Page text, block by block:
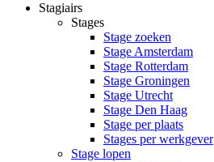
Stagiairs
Stages
Stage zoeken
Stage Amsterdam
Stage Rotterdam
Stage Groningen
Stage Utrecht
Stage Den Haag
Stage per plaats
Stages per werkgever
Stage lopen